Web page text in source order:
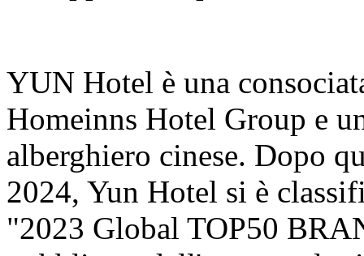
YUN Hotel è una
Homeinns Hotel Group e
alberghiero cinese. Dopo
2024, Yun Hotel si è
"2023 Global TOP50